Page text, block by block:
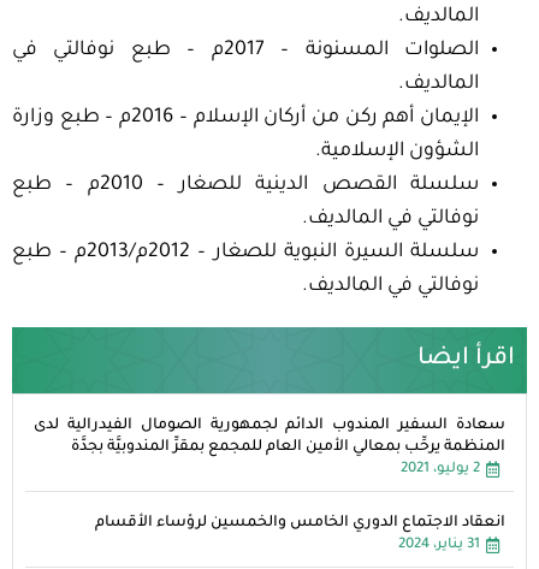
المالديف.
الصلوات المسنونة – 2017م – طبع نوفالتي في
المالديف.
الإيمان أهم ركن من أركان الإسلام – 2016م – طبع وزارة
الشؤون الإسلامية.
سلسلة القصص الدينية للصغار – 2010م – طبع
نوفالتي في المالديف.
سلسلة السيرة النبوية للصغار – 2012م/2013م – طبع
نوفالتي في المالديف.
اقرأ ايضا
سعادة السفير المندوب الدائم لجمهورية الصومال الفيدرالية لدى
المنظمة يرحِّب بمعالي الأمين العام للمجمع بمقرِّ المندوبيَّة بجدَّة
2 يوليو، 2021
انعقاد الاجتماع الدوري الخامس والخمسين لرؤساء الأقسام
31 يناير، 2024